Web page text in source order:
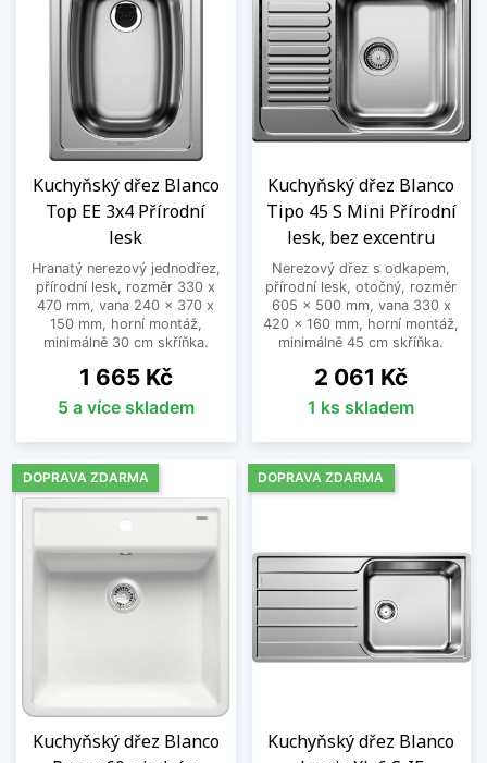
Kuchyňský dřez Blanco
Top EE 3x4 Přírodní
lesk
Hranatý nerezový jednodřez,
přírodní lesk, rozměr 330 x
470 mm, vana 240 x 370 x
150 mm, horní montáž,
minimálně 30 cm skříňka.
Cena
1 665 Kč
5 a více skladem
Kuchyňský dřez Blanco
Tipo 45 S Mini Přírodní
lesk, bez excentru
Nerezový dřez s odkapem,
přírodní lesk, otočný, rozměr
605 x 500 mm, vana 330 x
420 x 160 mm, horní montáž,
minimálně 45 cm skříňka.
Cena
2 061 Kč
1 ks skladem
Kuchyňský dřez Blanco
DOPRAVA ZDARMA
Kuchyňský dřez Blanco
DOPRAVA ZDARMA